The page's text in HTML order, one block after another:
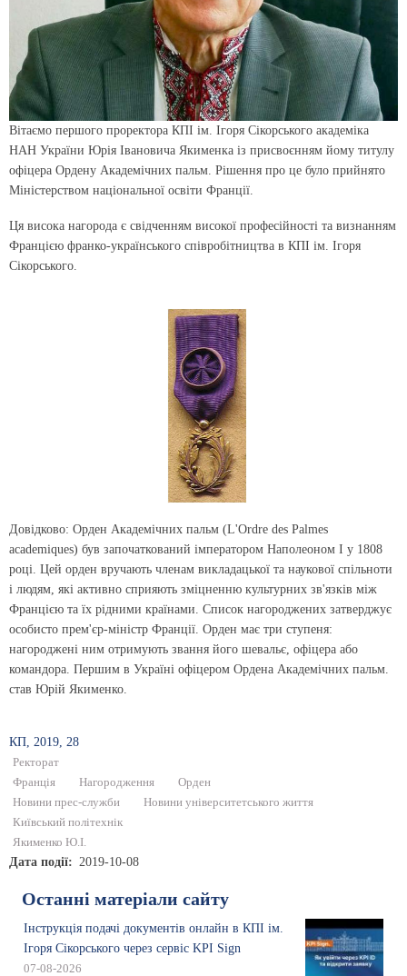
Вітаємо першого проректора КПІ ім. Ігоря Сікорського академіка
НАН України Юрія Івановича Якименка із присвоєнням йому титулу
офіцера Ордену Академічних пальм. Рішення про це було прийнято
Міністерством національної освіти Франції.
Ця висока нагорода є свідченням високої професійності та визнанням
Францією франко-українського співробітництва в КПІ ім. Ігоря
Сікорського.
Довідково: Орден Академічних пальм (L'Ordre des Palmes
аcadеmiques) був започаткований імператором Наполеоном I у 1808
році. Цей орден вручають членам викладацької та наукової спільноти
і людям, які активно сприяють зміцненню культурних зв'язків між
Францією та їх рідними країнами. Список нагороджених затверджує
особисто прем'єр-міністр Франції. Орден має три ступеня:
нагороджені ним отримують звання його шевальє, офіцера або
командора. Першим в Україні офіцером Ордена Академічних пальм.
став Юрій Якименко.
КП, 2019, 28
Ректорат
Франція
Нагородження
Орден
Новини прес-служби
Новини університетського життя
Київський політехнік
Якименко Ю.І.
Дата події 2019-10-08
Останні матеріали сайту
Інструкція подачі документів онлайн в КПІ ім.
Ігоря Сікорського через сервіс KPI Sign
07-08-2026